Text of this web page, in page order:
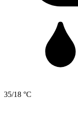
35/18 °C